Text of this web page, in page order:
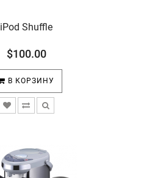
iPod Shuffle
$100.00
В КОРЗИНУ